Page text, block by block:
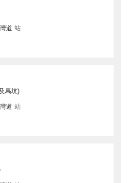
道 站
馬坑)
道 站